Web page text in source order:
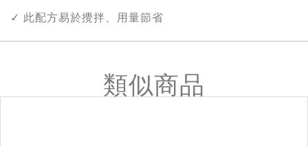
✓ 此配方易於攪拌、用量節省
類似商品